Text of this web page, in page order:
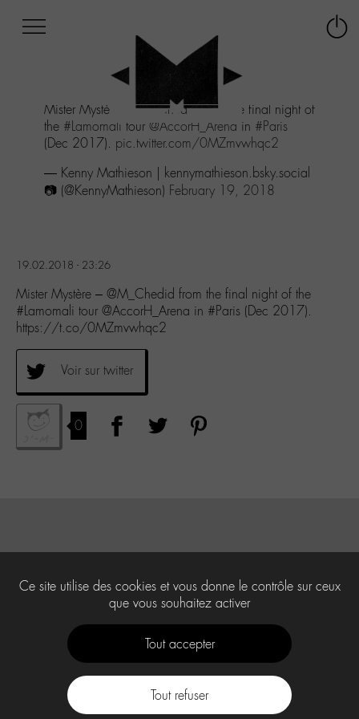
au
menu
Aller
contenu
Aller
Mister Mystère - @M_Chedidfrom the final night of
the #Lamomali tour @AccorH_Arena in #Paris
(Dec 2017). pic.twitter.com/0MZmvwhqc2
— Kenny Mathieson | kennymathieson.bsky.social
📷 (@KennyMathieson) February 19, 2018
19.02.2018 - 23:26
Mister Mystère – @M_Chedid from the final night of the
#Lamomali tour @AccorH_Arena in #Paris (Dec 2017).
https://t.co/0MZmvwhqc2
Voir sur twitter
0
Ce site utilise des cookies et vous donne le contrôle sur ceux
que vous souhaitez activer
Tout accepter
Tout refuser